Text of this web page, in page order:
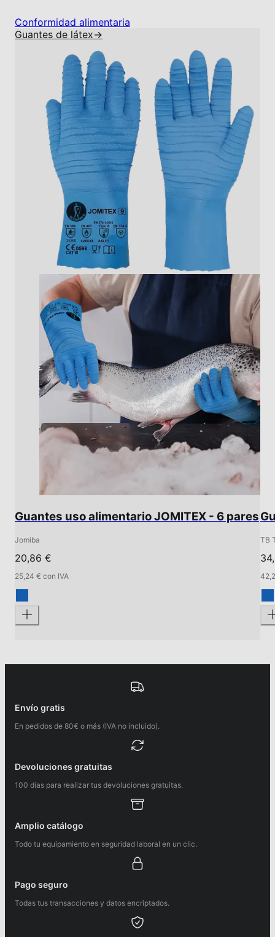
Conformidad alimentaria
Guantes de látex→
Guantes uso alimentario JOMITEX - 6 pares
Jomiba
20,86 €
25,24 € con IVA
TB
Envío gratis
En pedidos de 80€ o más (IVA no incluido).
Devoluciones gratuitas
100 días para realizar tus devoluciones gratuitas.
Amplio catálogo
Todo tu equipamiento en seguridad laboral en un clic.
Pago seguro
Todas tus transacciones y datos encriptados.